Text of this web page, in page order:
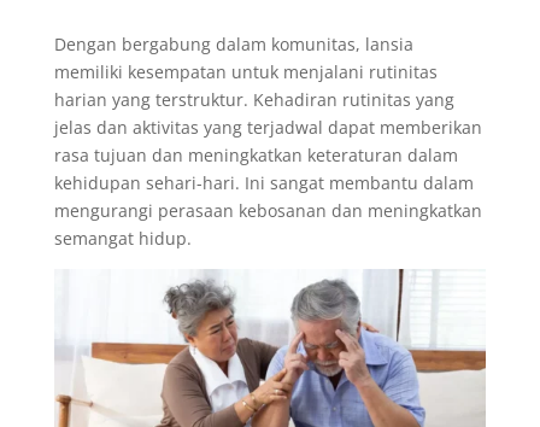
Dengan bergabung dalam komunitas, lansia
memiliki kesempatan untuk menjalani rutinitas
harian yang terstruktur. Kehadiran rutinitas yang
jelas dan aktivitas yang terjadwal dapat memberikan
rasa tujuan dan meningkatkan keteraturan dalam
kehidupan sehari-hari. Ini sangat membantu dalam
mengurangi perasaan kebosanan dan meningkatkan
semangat hidup.